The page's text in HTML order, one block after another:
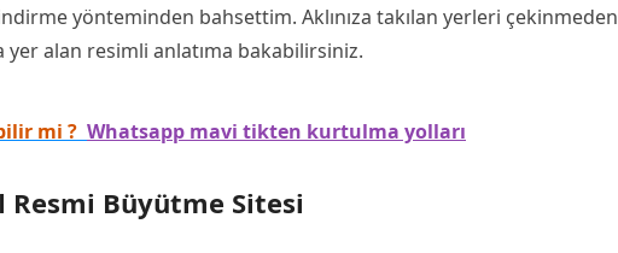
yönteminden bahsettim. Aklınıza takılan yerleri
yer alan resimli anlatıma bakabilirsiniz.
mi ? Whatsapp mavi tikten kurtulma yolları
Büyütme Sitesi